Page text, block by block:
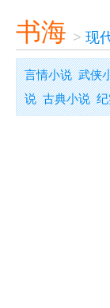
书海 > 现
言情小说 武侠
说 古典小说